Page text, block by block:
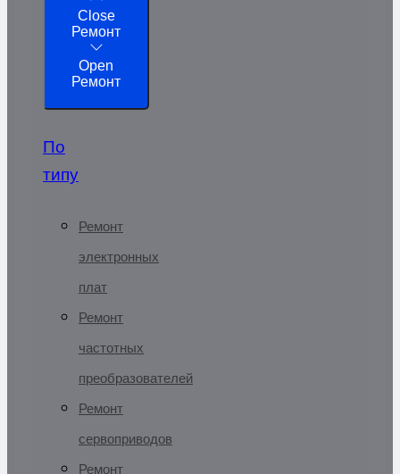
Close
Ремонт
Open
Ремонт
По
типу
Ремонт
электронных
плат
Ремонт
частотных
преобразователей
Ремонт
сервоприводов
Ремонт